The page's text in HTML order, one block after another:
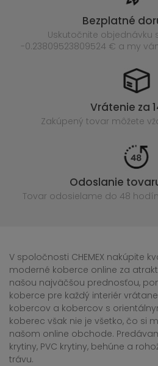
Bezplatné
Uskutočnite objednávku
-0.23809523809524 € a my
Vrátenie za
Zakúpený tovar môžete
Odoslanie
Tovar odosielame do 48 hodín
V spoločnosti CHEMEX nakúpite
moderné koberce online za
našou najväčšou prednosťou,
koberce pre každý interiér
kobercov a kobercov s
koberec však nie je všetko, čo si
našom online obchode.
krytiny, PVC krytiny, behúne a
trávu.